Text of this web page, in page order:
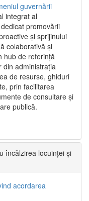
guvernării
integrat al
promovării
și sprijinului
colaborativă și
hub de referință
din administrația
de resurse, ghiduri
prin facilitarea
de consultare și
publică.
încălzirea locuinței și
acordarea